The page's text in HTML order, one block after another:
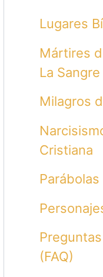
Lugares
Mártires
La
Milagros
Cristiana
(FAQ)